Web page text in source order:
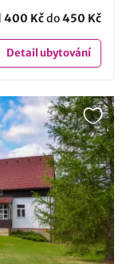
400 Kčdo450 Kč
Detailubytování